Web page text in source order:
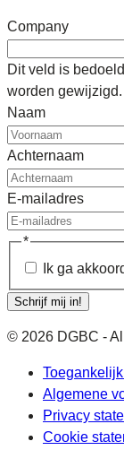
Company
Dit veld is
worden gewijzigd.
Naam
Achternaam
E-mailadres
*
Ik ga
Schrijf mij in!
© 2026 DGBC -
Algemene
Privacy
Cookie